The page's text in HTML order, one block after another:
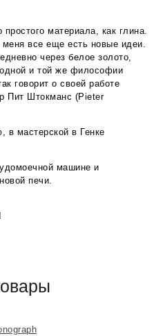
простого материала, как глина.
все еще есть новые идеи.
через белое золото,
и той же философии
говорит о своей работе
Пит Штокманс (Pieter
в мастерской в Генке
машине и
печи.